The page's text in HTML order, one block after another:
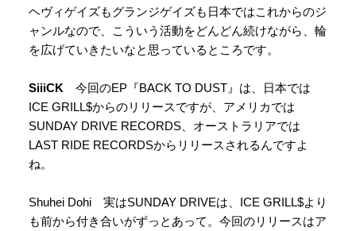
ヘヴィゲイズもグランジゲイズも日本ではこれからのジ
ャンルなので、こういう活動をどんどん続けながら、輪
を広げていきたいなと思っているところです。
SiiiCK 今回のEP『BACK TO DUST』は、日本では
ICE GRILL$からのリリースですが、アメリカでは
SUNDAY DRIVE RECORDS、オーストラリアでは
LAST RIDE RECORDSからリリースされるんですよ
ね。
Shuhei Dohi 実はSUNDAY DRIVEは、ICE GRILL$より
も前から付き合いがずっとあって。今回のリリースはア